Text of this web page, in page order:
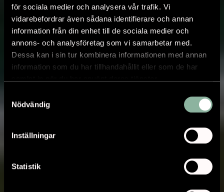
för sociala medier och analysera vår trafik. Vi
vidarebefordrar även sådana identifierare och annan
information från din enhet till de sociala medier och
annons- och analysföretag som vi samarbetar med.
Dessa kan i sin tur kombinera informationen med annan
information som du har tillhandahållit eller som de har
Nödvändig
Inställningar
Statistik